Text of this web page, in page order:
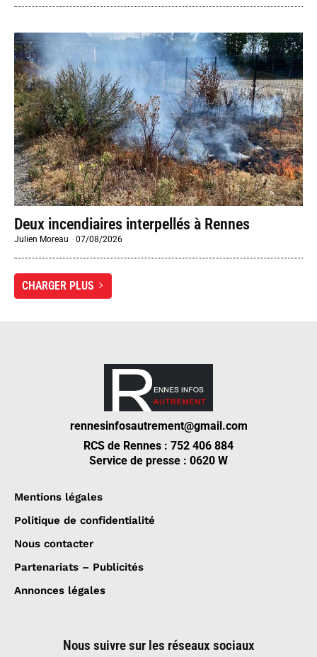
Deux incendiaires interpellés à Rennes
Julien Moreau -07/08/2026
CHARGER PLUS
rennesinfosautrement@gmail.com
RCS de Rennes : 752 406 884
Service de presse : 0620 W
Mentions légales
Politique de confidentialité
Nous contacter
Partenariats – Publicités
Annonces légales
Nous suivre sur les réseaux sociaux